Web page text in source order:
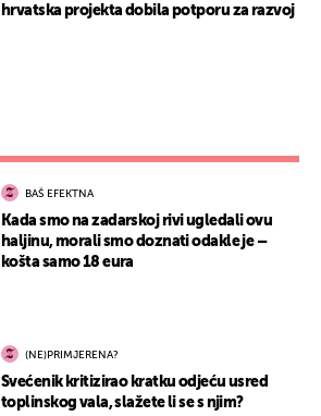
hrvatska projekta dobila potporu za razvoj
BAŠ EFEKTNA
Kada smo na zadarskoj rivi ugledali ovu
haljinu, morali smo doznati odakle je –
košta samo 18 eura
(NE)PRIMJERENA?
Svećenik kritizirao kratku odjeću usred
toplinskog vala, slažete li se s njim?